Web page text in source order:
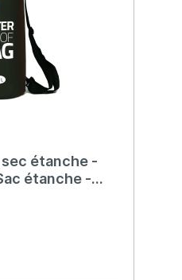
étanche -
étanche -